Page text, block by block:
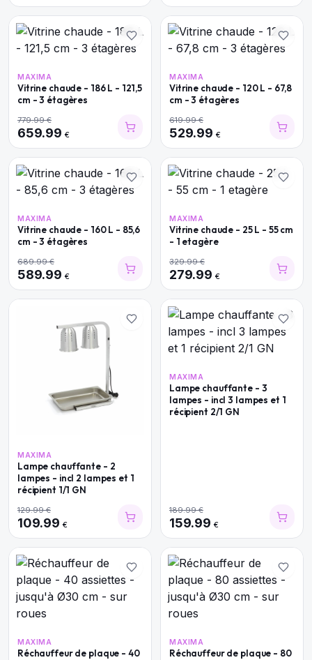
MAXIMA
Vitrine chaude - 186 L - 121,5
cm - 3 étagères
779.99€
659.99 €
MAXIMA
Vitrine chaude - 120 L - 67,8
cm - 3 étagères
619.99€
529.99 €
MAXIMA
Vitrine chaude - 160 L - 85,6
cm - 3 étagères
689.99€
589.99 €
MAXIMA
Vitrine chaude - 25 L - 55 cm
- 1 etagère
329.99€
279.99 €
MAXIMA
Lampe chauffante - 2
lampes - incl 2 lampes et 1
récipient 1/1 GN
129.99€
109.99 €
MAXIMA
Lampe chauffante - 3
lampes - incl 3 lampes et 1
récipient 2/1 GN
189.99€
159.99 €
MAXIMA
Réchauffeur de plaque - 40
MAXIMA
Réchauffeur de plaque - 80